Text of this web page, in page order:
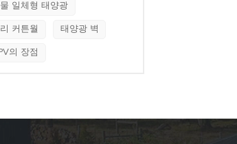
일체형 태양광
커튼월 태양광 벽
의 장점